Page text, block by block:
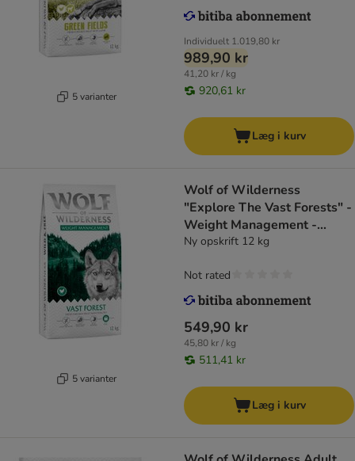
5 varianter
Individuelt 1.019,80 kr
989,90 kr
41,20 kr / kg
920,61 kr
Læg i kurv
5 varianter
Wolf of Wilderness
"Explore The Vast Forests" -
Weight Management -
kornfri
Ny opskrift 12 kg
549,90 kr
45,80 kr / kg
511,41 kr
Not rated
Læg i kurv